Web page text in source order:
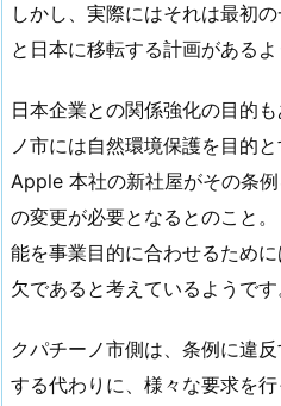
しかし、実際にはそれは最初
と日本に移転する計画があるよ
日本企業との関係強化の目的
ノ市には自然環境保護を目的
Apple 本社の新社屋がその条
の変更が必要となるとのこと
能を事業目的に合わせるため
欠であると考えているようです
クパチーノ市側は、条例に違
する代わりに、様々な要求を